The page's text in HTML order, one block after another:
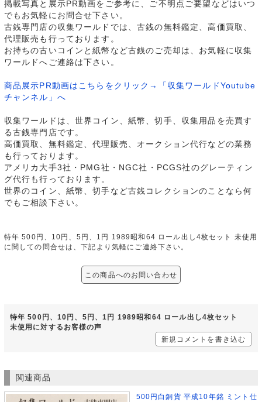
掲載写真と展示PR動画をご参考に、ご不明点ご要望などはいつ
でもお気軽にお問合せ下さい。
古銭専門店の収集ワールドでは、古銭の無料鑑定、高価買取、
代理販売も行っております。
お持ちの古いコインと紙幣など古銭のご売却は、お気軽に収集
ワールドへご連絡は下さい。
商品展示PR動画はこちらをクリック→「収集ワールドYoutube
チャンネル」へ
収集ワールドは、世界コイン、紙幣、切手、収集用品を売買す
る古銭専門店です。
高価買取、無料鑑定、代理販売、オークション代行などの業務
も行っております。
アメリカ大手3社・PMG社・NGC社・PCGS社のグレーティン
グ代行も行っております。
世界のコイン、紙幣、切手など古銭コレクションのことなら何
でもご相談下さい。
特年 500円、10円、5円、1円 1989昭和64 ロール出し4枚セット 未使用
に関しての問合せは、下記より気軽にご連絡下さい。
この商品へのお問い合わせ
特年 500円、10円、5円、1円 1989昭和64 ロール出し4枚セット
未使用に対するお客様の声
新規コメントを書き込む
関連商品
500円白銅貨 平成10年銘 ミント仕